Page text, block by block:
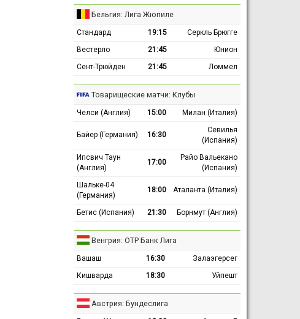
Бельгия: Лига Жюпиле
Стандард 19:15
Серкль Брюгге
Вестерло
21:45
Юнион
Сент-Трюйден
21:45 Ломмел
Товарищеские матчи: Клубы
Челси (Англия) 15:00 Милан (Италия)
Байер (Германия) 16:30
Севилья
(Испания)
Ипсвич Таун
(Англия)
17:00
Райо Вальекано
(Испания)
Шальке-04
(Германия)
18:00 Аталанта (Италия)
Бетис (Испания) 21:30 Борнмут (Англия)
Венгрия: ОТР Банк Лига
Вашаш 16:30
Залаэгерсег
Кишварда
18:30 Уйпешт
Австрия: Бундеслига